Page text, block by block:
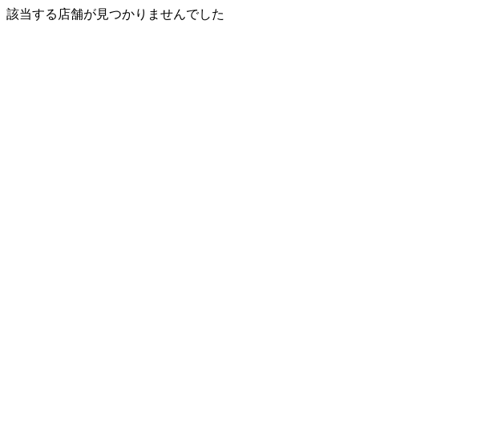
該当する店舗が見つかりませんでした